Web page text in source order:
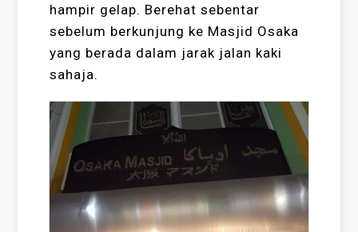
hampir gelap. Berehat sebentar
sebelum berkunjung ke Masjid Osaka
yang berada dalam jarak jalan kaki
sahaja.